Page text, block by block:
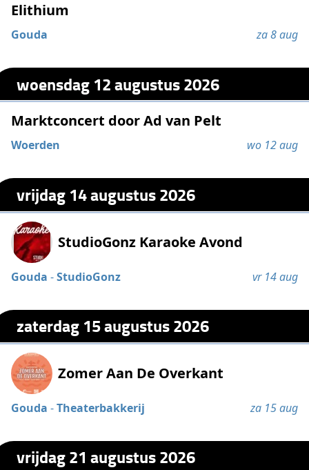
Elithium
Gouda za 8 aug
woensdag 12 augustus 2026
Marktconcert door Ad van Pelt
Woerden wo 12 aug
vrijdag 14 augustus 2026
StudioGonz Karaoke Avond
Gouda -StudioGonz vr 14 aug
zaterdag 15 augustus 2026
Zomer Aan De Overkant
Gouda -Theaterbakkerij za 15 aug
vrijdag 21 augustus 2026